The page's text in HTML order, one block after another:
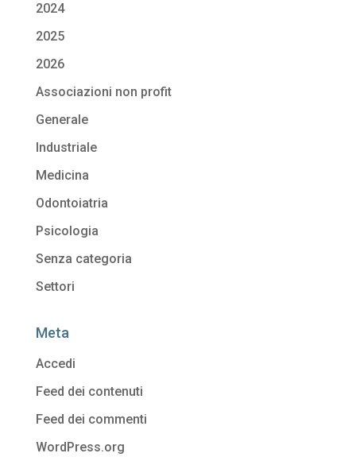
2024
2025
2026
Associazioni non profit
Generale
Industriale
Medicina
Odontoiatria
Psicologia
Senza categoria
Settori
Meta
Accedi
Feed dei contenuti
Feed dei commenti
WordPress.org